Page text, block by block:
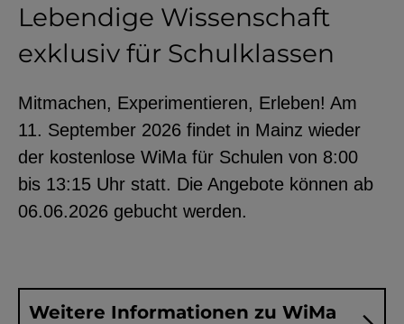
Lebendige Wissenschaft
exklusiv für Schulklassen
Mitmachen, Experimentieren, Erleben! Am
11. September 2026 findet in Mainz wieder
der kostenlose WiMa für Schulen von 8:00
bis 13:15 Uhr statt. Die Angebote können ab
06.06.2026 gebucht werden.
Weitere Informationen zu WiMa
EXTERNE MEDIEN
Seitenspezifische Erfassung von
Benutzerdaten durch
Drittanbieter, bspw. über das
Einbinden externer Videos,
Standortdaten oder
YouTube